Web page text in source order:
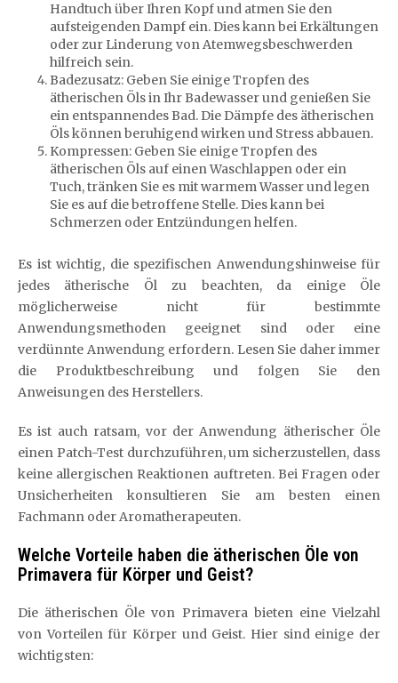
Handtuch über Ihren Kopf und atmen Sie den
aufsteigenden Dampf ein. Dies kann bei Erkältungen
oder zur Linderung von Atemwegsbeschwerden
hilfreich sein.
Badezusatz: Geben Sie einige Tropfen des
ätherischen Öls in Ihr Badewasser und genießen Sie
ein entspannendes Bad. Die Dämpfe des ätherischen
Öls können beruhigend wirken und Stress abbauen.
Kompressen: Geben Sie einige Tropfen des
ätherischen Öls auf einen Waschlappen oder ein
Tuch, tränken Sie es mit warmem Wasser und legen
Sie es auf die betroffene Stelle. Dies kann bei
Schmerzen oder Entzündungen helfen.
Es ist wichtig, die spezifischen Anwendungshinweise für
jedes ätherische Öl zu beachten, da einige Öle
möglicherweise nicht für bestimmte
Anwendungsmethoden geeignet sind oder eine
verdünnte Anwendung erfordern. Lesen Sie daher immer
die Produktbeschreibung und folgen Sie den
Anweisungen des Herstellers.
Es ist auch ratsam, vor der Anwendung ätherischer Öle
einen Patch-Test durchzuführen, um sicherzustellen, dass
keine allergischen Reaktionen auftreten. Bei Fragen oder
Unsicherheiten konsultieren Sie am besten einen
Fachmann oder Aromatherapeuten.
Welche Vorteile haben die ätherischen Öle von
Primavera für Körper und Geist?
Die ätherischen Öle von Primavera bieten eine Vielzahl
von Vorteilen für Körper und Geist. Hier sind einige der
wichtigsten: